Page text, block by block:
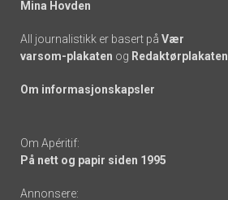
Mina Hovden
All journalistikk er basert på Vær
varsom-plakaten og Redaktørplakaten
Om informasjonskapsler
Om Apéritif:
På nett og papir siden 1995
Annonsere: